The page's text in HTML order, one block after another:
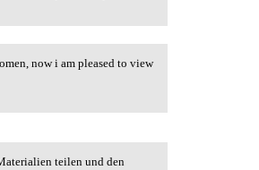
now i am pleased to view
teilen und den